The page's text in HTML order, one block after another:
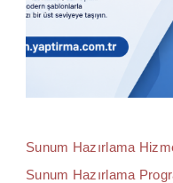
Sunum Hazırlama
Sunum Hazırlama